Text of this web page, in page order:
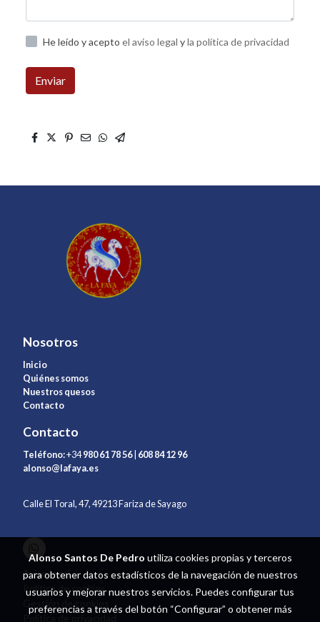
He leído y acepto el aviso legal yla política de privacidad
Enviar
Nosotros
Inicio
Quiénes somos
Nuestros quesos
Contacto
Contacto
Teléfono:+34980 61 78 56| 608 84 12 96
alonso@lafaya.es
Calle El Toral, 47, 49213 Fariza de Sayago
Aviso legal
Política de cookies
Gestión de cookies
Política de privacidad
Alonso Santos De Pedro utiliza cookies propias y terceros
para obtener datos estadísticos de la navegación de nuestros
usuarios y mejorar nuestros servicios. Puedes configurar tus
preferencias a través del botón “Configurar” o obtener más